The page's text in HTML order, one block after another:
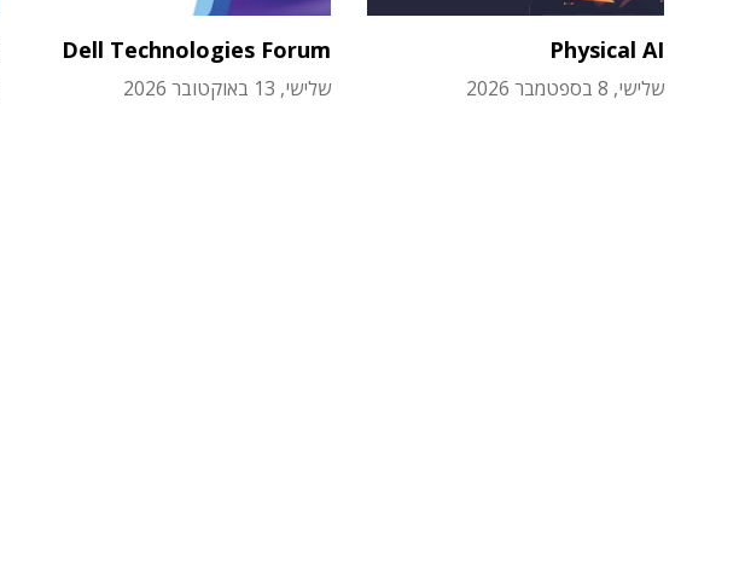
Physical AI
שלישי, 8 בספטמבר 2026
Dell Technologies Forum
שלישי, 13 באוקטובר 2026